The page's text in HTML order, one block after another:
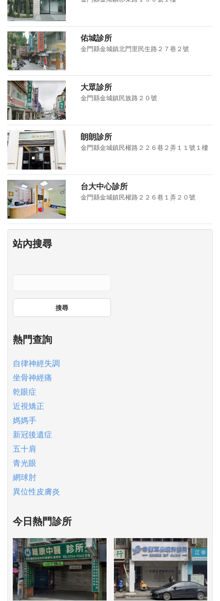
佑城診所
金門縣金城鎮北門里民生路２７巷２號
大眾診所
金門縣金城鎮民族路２０號
朗朗診所
金門縣金城鎮民權路２２６巷２弄１１號１樓
台大中心診所
金門縣金城鎮民權路２２６巷１弄２０號
站內搜尋
搜尋
熱門查詢
自律神經失調
坐骨神經痛
乾眼症
近視矯正
媽媽手
新冠後遺症
五十肩
青光眼
網球肘
異位性皮膚炎
今日熱門診所